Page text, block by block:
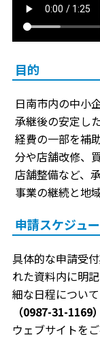
目的
日南市内の中小
承継後の安定し
経費の一部を補
分や店舗改修、
店舗整備など、
事業の継続と地
申請スケジュ
具体的な申請受
れた資料内に明
細な日程について
（0987-31-1169）
ウェブサイトを